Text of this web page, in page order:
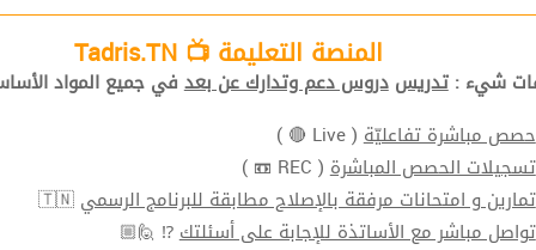
المنصة التعليمة 📺 Tadris.TN
شيء :تدريس دروس دعم وتدارك عن بعدفي جميع المواد
حصص مباشرة تفاعليّة( Live 🔴 )
تسجيلات الحصص المباشرة( REC 📼 )
تمارين و امتحانات مرفقة بالإصلاح مطابقة للبرنامج الرسمي 🇹🇳
تواصل مباشر مع الأساتذة للإجابة على أسئلتك⁉ 🙋🏼